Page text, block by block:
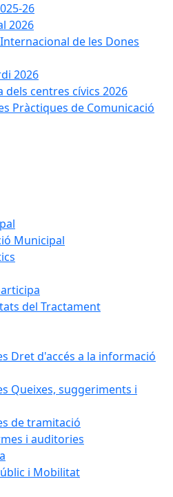
26
2026
de les Dones
2026
dels centres cívics 2026
Pràctiques de Comunicació
Municipal
del Tractament
Dret d'accés a la informació
Queixes, suggeriments i
de tramitació
i auditories
i Mobilitat